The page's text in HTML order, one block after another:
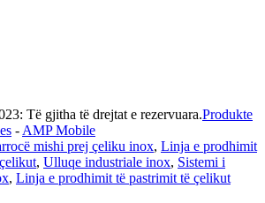
Të gjitha të drejtat e rezervuara.Produkte
- AMP Mobile
mishi prej çeliku inox, Linja e prodhimit
, Ulluqe industriale inox, Sistemi i
, Linja e prodhimit të pastrimit të çelikut